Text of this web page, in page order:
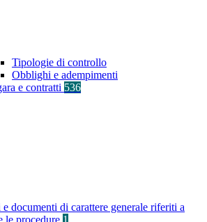
Tipologie di controllo
Obblighi e adempimenti
e contratti 536
documenti di carattere generale riferiti a